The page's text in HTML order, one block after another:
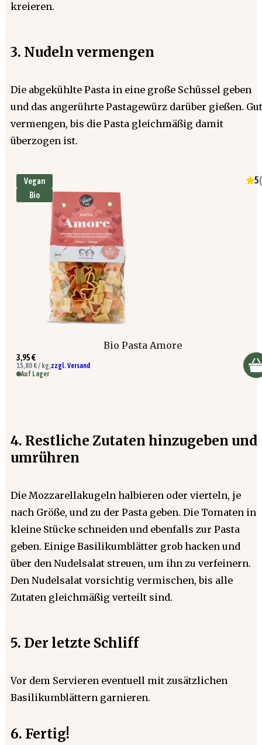
kreieren.
3. Nudeln vermengen
Die abgekühlte Pasta in eine große Schüssel geben
und das angerührte Pastagewürz darüber gießen. Gut
vermengen, bis die Pasta gleichmäßig damit
überzogen ist.
Vegan
Bio
5(
Bio Pasta Amore
3,95 €
15,80 € / kg,zzgl. Versand
Auf Lager
4. Restliche Zutaten hinzugeben und
umrühren
Die Mozzarellakugeln halbieren oder vierteln, je
nach Größe, und zu der Pasta geben. Die Tomaten in
kleine Stücke schneiden und ebenfalls zur Pasta
geben. Einige Basilikumblätter grob hacken und
über den Nudelsalat streuen, um ihn zu verfeinern.
Den Nudelsalat vorsichtig vermischen, bis alle
Zutaten gleichmäßig verteilt sind.
5. Der letzte Schliff
Vor dem Servieren eventuell mit zusätzlichen
Basilikumblättern garnieren.
6. Fertig!